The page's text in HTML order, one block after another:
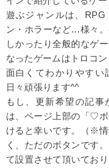
遊ぶジャンルは、RPG
ン・ホラーなど…様々
しかったり全般的なゲ
なったゲームはトロコン
面白くてわかりやすい
日々頑張ります^^
もし、更新希望の記事
は、ページ上部の「♡
けると幸いです。（※
く、ただのボタンです
て設置させて頂いてお